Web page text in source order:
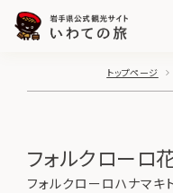
トップページ
フォルクローロ
フォルクローロハナマキ